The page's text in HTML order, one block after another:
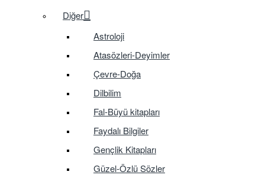
Diğer
Astroloji
Atasözleri-Deyimler
Çevre-Doğa
Dilbilim
Fal-Büyü kitapları
Faydalı Bilgiler
Gençlik Kitapları
Güzel-Özlü Sözler